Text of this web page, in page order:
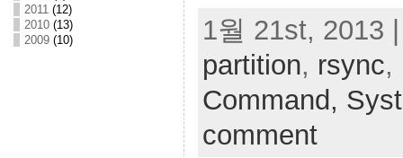
2011(12)
2010(13)
2009(10)
1월 21st, 2013
partition, rsync,
Command,
comment